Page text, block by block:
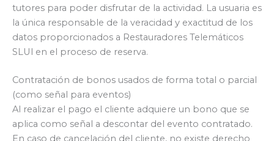
tutores para poder disfrutar de la actividad. La usuaria es
la única responsable de la veracidad y exactitud de los
datos proporcionados a Restauradores Telemáticos
SLUl en el proceso de reserva.
Contratación de bonos usados de forma total o parcial
(como señal para eventos)
Al realizar el pago el cliente adquiere un bono que se
aplica como señal a descontar del evento contratado.
En caso de cancelación del cliente, no existe derecho